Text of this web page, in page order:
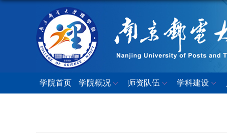
学院首页 学院概况 师资队伍 学科建设